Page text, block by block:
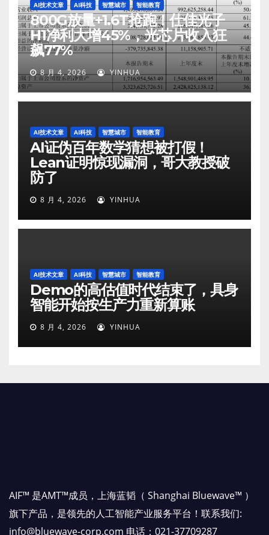
AI技术文章 AI科技 智慧城市 智能教育
800G放量+1.6T抢跑！仕佳光子
H1净利大增45%，光芯片收入狂
飙77%
8 月 4, 2026 YINHUA
AI技术文章 AI科技 智慧城市 智能教育
AI证伪百年数学猜想被打假！
Lean证明惊现漏洞，哥大教授破
防了
8 月 4, 2026 YINHUA
AI技术文章 AI科技 智慧城市 智能教育
Demo的高估值时代结束了，具身
智能开始按生产力重新算账
8 月 4, 2026 YINHUA
AIF™ 是AMT™成员，上海蓝韬（ Shanghai Bluewave™ ）
旗下产品，是领先的人工智能产业服务平台！联系我们:
info@bluewave-corp.com 电话：021-37709287